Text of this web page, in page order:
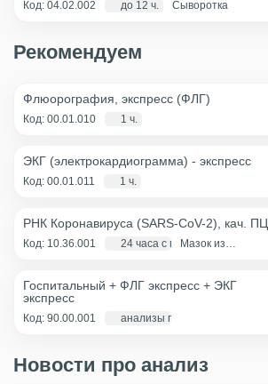
Код: 04.02.002 до 12 ч. Сыворотка
Рекомендуем
Флюорография, экспресс (ФЛГ)
Код: 00.01.010 1 ч.
ЭКГ (электрокардиограмма) - экспресс
Код: 00.01.011 1 ч.
РНК Коронавируса (SARS-CoV-2), кач.
Код: 10.36.001 24 часа с момента взятия
Мазок из
Госпитальный + ФЛГ экспресс + ЭКГ
экспресс
Код: 90.00.001 анализы по крови - 1 д., экг и
Новости про анализ